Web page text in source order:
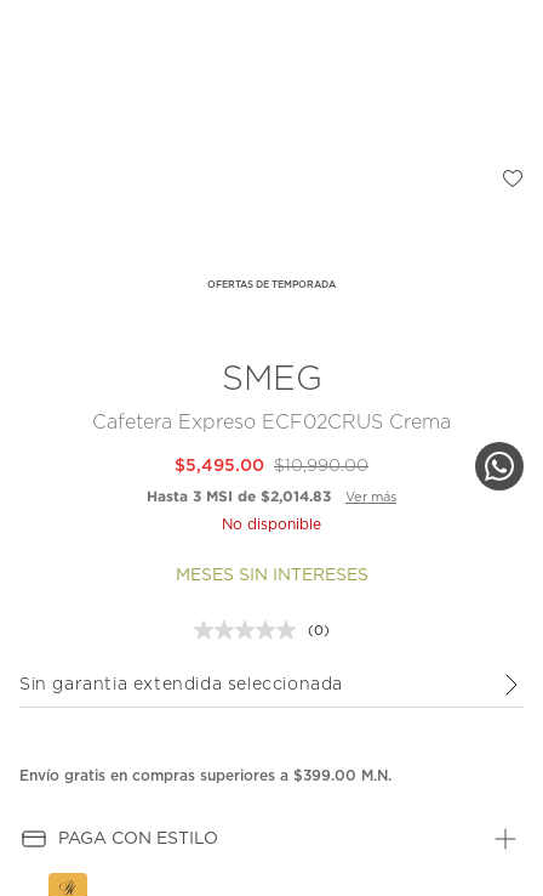
OFERTAS DE TEMPORADA
SMEG
Cafetera Expreso ECF02CRUS Crema
$10,990.00
$5,495.00
Hasta 3 MSI de $2,014.83 Ver más
No disponible
MESES SIN INTERESES
Sin
Enlace
(0)
Sin garantia extendida seleccionada
Envío gratis en compras superiores a $399.00 M.N.
PAGA CON ESTILO